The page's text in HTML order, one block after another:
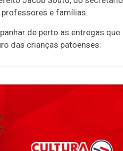
professores e famílias.
de perto as entregas que
das crianças patoenses: